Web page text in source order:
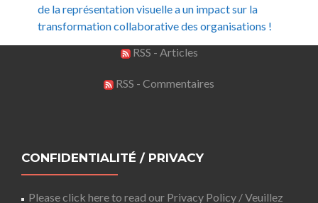
de la représentation visuelle a un impact sur la
transformation collaborative des organisations !
RSS - Articles
RSS - Commentaires
CONFIDENTIALITÉ / PRIVACY
Please click here to read our Privacy Policy / Veuillez